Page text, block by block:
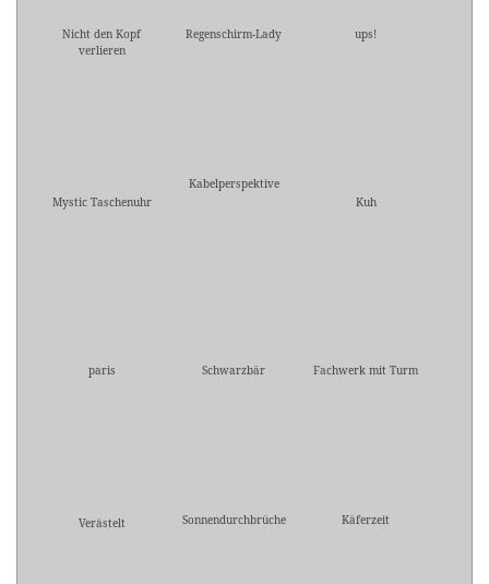
Nicht den Kopf
verlieren
Regenschirm-Lady ups!
Mystic Taschenuhr
Kabelperspektive
Kuh
paris Schwarzbär Fachwerk mit Turm
Verästelt Sonnendurchbrüche Käferzeit